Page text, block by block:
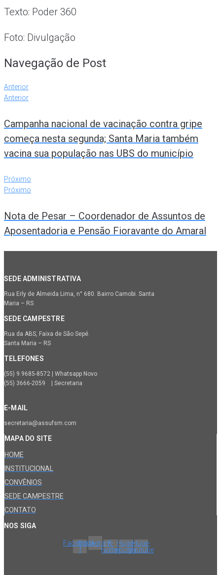
Texto: Poder 360
Foto: Divulgação
Navegação de Post
Anterior
Anterior
Campanha nacional de vacinação contra gripe
começa nesta segunda; Santa Maria também
vacina sua população nas UBS do município
Próximo
Próximo
Nota de Pesar – Coordenador de Assuntos de
Aposentadoria e Pensão Fioravante do Amaral
SEDE ADMINISTRATIVA
Rua Erly de Almeida Lima, n° 680. Bairro Camobi. Santa
Maria – RS
SEDE CAMPESTRE
Rua da ABS, Faixa de São Sepé.
Santa Maria – RS
TELEFONES
(55) 9.9685-8572 | Whatsapp Novo
(55) 3666-2059 | Secretaria
E-MAIL
secretaria@assufsm.com
MAPA DO SITE
HOME
INSTITUCIONAL
CONVÊNIOS
SEDE CAMPESTRE
CONTATO
NOS SIGA
Facebook-
f
InstagramX-
twitter
Huge-
spotify
Huge-
youtube